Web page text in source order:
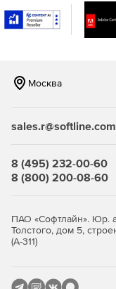
как вокал
управления EQ
Москва
sales.r@softline.com
8 (495) 232-00-60
8 (800) 200-08-60
ПАО «Софтлайн». Юр.
Толстого, дом 5,
(А-311)